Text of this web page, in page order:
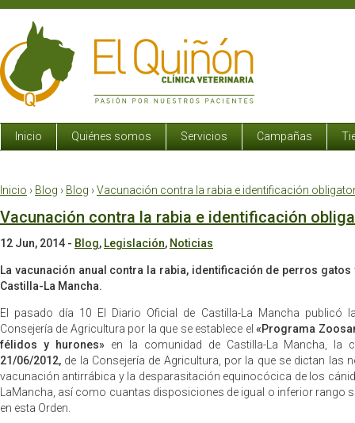
Inicio Quiénes somos Servicios Campañas
Inicio › Blog › Blog ›Vacunación contra la rabia e identificación
Vacunación contra la rabia e identificación
12 Jun, 2014 - Blog, Legislación, Noticias
La vacunación anual contra la rabia, identificación de perros
Castilla-La Mancha.
El pasado día 10 El Diario Oficial de Castilla-La Mancha publicó
Consejería de Agricultura por la que se establece el«Programa
félidos y hurones»en la comunidad de Castilla-La Mancha, la
21/06/2012, de la Consejería de Agricultura, por la que se dictan las
vacunación antirrábica y la desparasitación equinocócica de los
LaMancha, así como cuantas disposiciones de igual o inferior rango
en esta Orden.